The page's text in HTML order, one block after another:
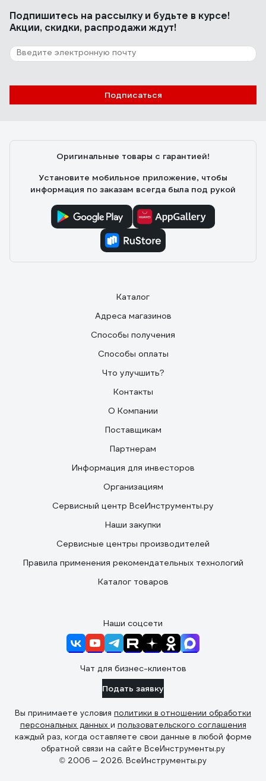
4 отзыва
Отзыв о NORGAU N2ATM
Подпишитесь на рассылкуи будьте в курсе!
Акции, скидки, распродажи ждут!
Подписаться
Оригинальные товары с гарантией!
Установите мобильное приложение, чтобы
информация по заказам всегда была под рукой
Каталог
Адреса магазинов
Способы получения
Способы оплаты
Что улучшить?
Контакты
О Компании
Поставщикам
Партнерам
Информация для инвесторов
Организациям
Сервисный центр ВсеИнструменты.ру
Наши закупки
Сервисные центры производителей
Правила применения рекомендательных технологий
Каталог товаров
Наши соцсети
Чат для бизнес-клиентов
Подать заявку
Вы принимаете условия политики в отношении обработки
персональных данных и пользовательского соглашения
каждый раз, когда оставляете свои данные в любой форме
обратной связи на сайте ВсеИнструменты.ру
© 2006 — 2026. ВсеИнструменты.ру